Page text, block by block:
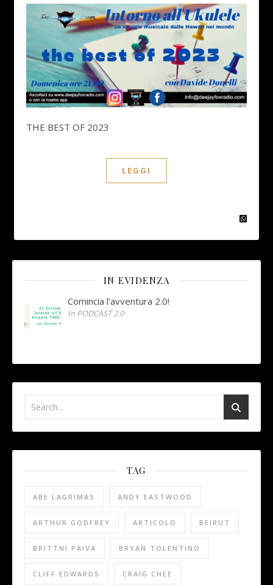
THE BEST OF 2023
LEGGI
IN EVIDENZA
Comincia l’avventura 2.0!
In PODCAST 2.0
TAG
ABE LAGRIMAS ANDY EASTWOOD
ARTHUR GODFREY ARTICOLO BEIRUT
BRITTNI PAIVA BRYAN TOLENTINO
CLIFF EDWARDS CRAIG CHEE